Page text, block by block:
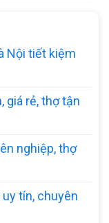
Nội tiết kiệm
giá rẻ, thợ tận
nghiệp, thợ
tín, chuyên